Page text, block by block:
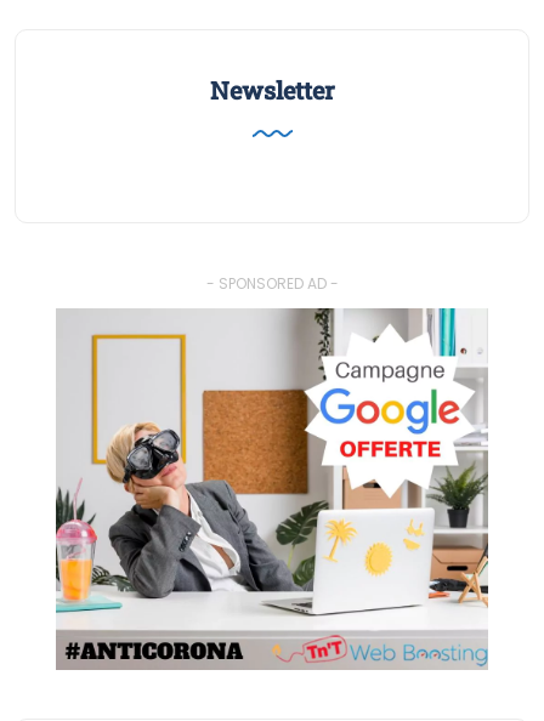
Newsletter
- SPONSORED AD -